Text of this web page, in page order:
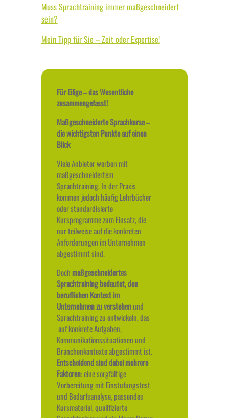
Muss Sprachtraining immer maßgeschneidert
sein?
Mein Tipp für Sie – Zeit oder Expertise!
Für Eilige – das Wesentliche
zusammengefasst!
Maßgeschneiderte Sprachkurse –
die wichtigsten Punkte auf einen
Blick
Viele Anbieter werben mit
maßgeschneidertem
Sprachtraining. In der Praxis
kommen jedoch häufig Lehrbücher
oder standardisierte
Kursprogramme zum Einsatz, die
nur teilweise auf die konkreten
Anforderungen im Unternehmen
abgestimmt sind.
Doch maßgeschneidertes
Sprachtraining bedeutet, den
beruflichen Kontext im
Unternehmen zu verstehenund
Sprachtraining zu entwickeln, das
auf konkrete Aufgaben,
Kommunikationssituationen und
Branchenkontexte abgestimmt ist.
Entscheidend sind dabei mehrere
Faktoren: eine sorgfältige
Vorbereitung mit Einstufungstest
und Bedarfsanalyse, passendes
Kursmaterial, qualifizierte